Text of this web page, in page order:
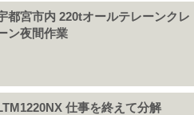
都宮市内 220tオールテレーンクレ
ン夜間作業
仕事を終えて分解